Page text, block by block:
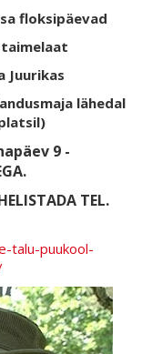
floksipäevad
taimelaat
Juurikas
lähedal
9 -
TEL.
talu-puukool-